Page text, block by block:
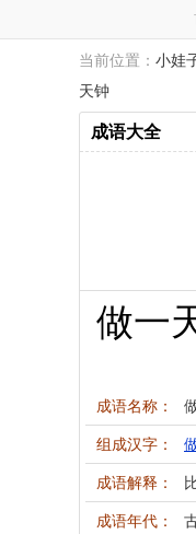
当前位置： 小娃
天钟
成语大全
做一
成语名称：
组成汉字：
成语解释：
成语年代：